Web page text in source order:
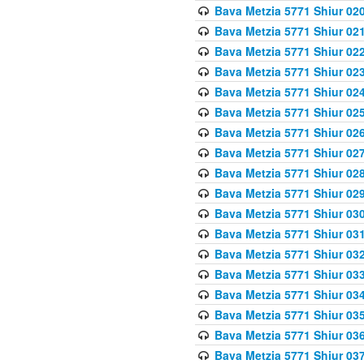
Bava Metzia 5771 Shiur
Bava Metzia 5771 Shiur
Bava Metzia 5771 Shiur
Bava Metzia 5771 Shiur
Bava Metzia 5771 Shiur
Bava Metzia 5771 Shiur
Bava Metzia 5771 Shiur
Bava Metzia 5771 Shiur
Bava Metzia 5771 Shiur
Bava Metzia 5771 Shiur
Bava Metzia 5771 Shiur
Bava Metzia 5771 Shiur
Bava Metzia 5771 Shiur
Bava Metzia 5771 Shiur
Bava Metzia 5771 Shiur
Bava Metzia 5771 Shiur
Bava Metzia 5771 Shiur
Bava Metzia 5771 Shiur